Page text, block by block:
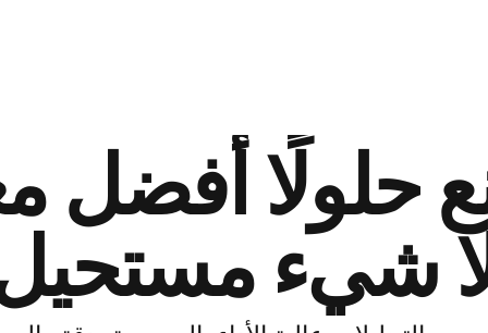
حلولًا أفضل
شيء